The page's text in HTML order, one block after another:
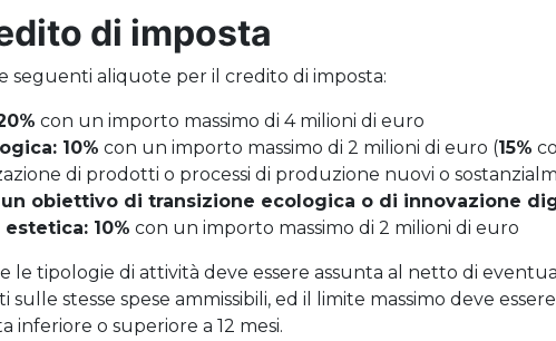
di imposta
seguenti aliquote per il credito di imposta:
con un importo massimo di 4 milioni di euro
10% con un importo massimo di 2 milioni di euro (15%
di prodotti o processi di produzione nuovi o
obiettivo di transizione ecologica o di innovazione
10% con un importo massimo di 2 milioni di euro
le tipologie di attività deve essere assunta al netto di
stesse spese ammissibili, ed il limite massimo deve
inferiore o superiore a 12 mesi.